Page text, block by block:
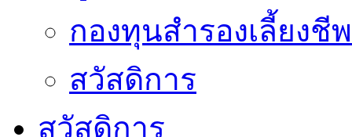
กองทุนสำรองเลี้ยงชีพ
สวัสดิการ
สวัสดิการ